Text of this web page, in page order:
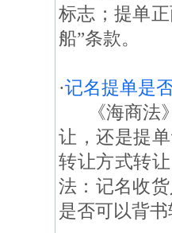
标志；提单
船”条款。
·记名提单是
《海商法》
让，还是提
转让方式转
法：记名收
是否可以背